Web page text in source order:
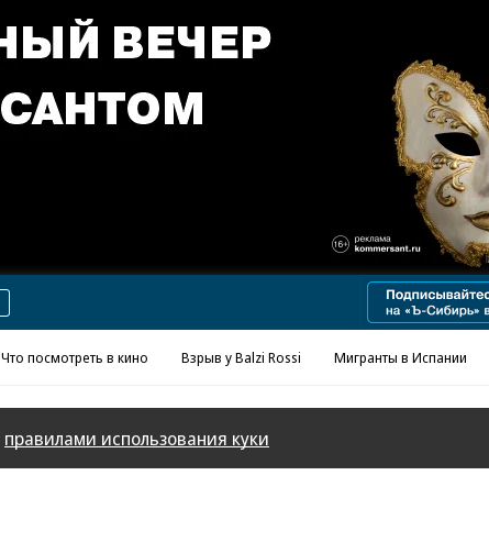
Что посмотреть в кино Взрыв у Balzi Rossi Мигранты в Испании
правилами использования куки